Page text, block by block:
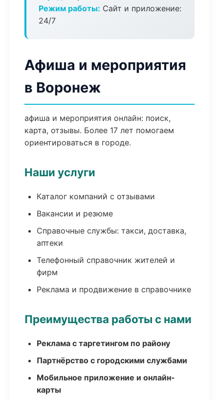
Режим работы: Сайт и приложение:
24/7
Афиша и мероприятия
в Воронеж
афиша и мероприятия онлайн: поиск,
карта, отзывы. Более 17 лет помогаем
ориентироваться в городе.
Наши услуги
Каталог компаний с отзывами
Вакансии и резюме
Справочные службы: такси, доставка,
аптеки
Телефонный справочник жителей и
фирм
Реклама и продвижение в справочнике
Преимущества работы с нами
Реклама с таргетингом по району
Партнёрство с городскими службами
Мобильное приложение и онлайн-
карты